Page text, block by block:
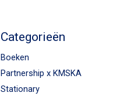
Categorieën
Boeken
Partnership x KMSKA
Stationary